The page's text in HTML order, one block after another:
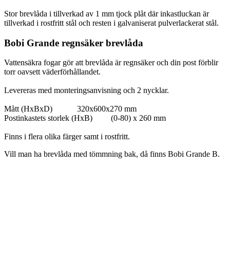
Stor brevlåda i tillverkad av 1 mm tjock plåt där inkastluckan är
tillverkad i rostfritt stål och resten i galvaniserat pulverlackerat stål.
Bobi Grande regnsäker brevlåda
Vattensäkra fogar gör att brevlåda är regnsäker och din post förblir
torr oavsett väderförhållandet.
Levereras med monteringsanvisning och 2 nycklar.
Mått (HxBxD) 320x600x270 mm
Postinkastets storlek (HxB) (0-80) x 260 mm
Finns i flera olika färger samt i rostfritt.
Vill man ha brevlåda med tömmning bak, då finns Bobi Grande B.